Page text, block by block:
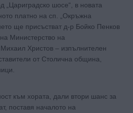
„Цариградско шосе“, в новата
платно на сп. „Окръжна
ще присъстват д-р Бойко Пенков
Министерство на
Христов – изпълнителен
от Столична община,
към хората, дали втори шанс за
поставя началото на